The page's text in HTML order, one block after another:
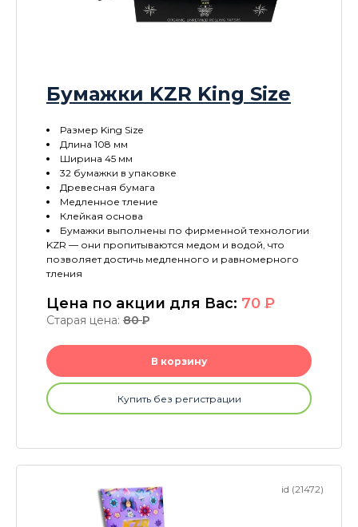
Бумажки KZR King Size
Размер King Size
Длина 108 мм
Ширина 45 мм
32 бумажки в упаковке
Древесная бумага
Медленное тление
Клейкая основа
Бумажки выполнены по фирменной технологии
KZR — они пропитываются медом и водой, что
позволяет достичь медленного и равномерного
тления
Цена по акции для Вас: 70 P
Старая цена: 80P
В корзину
Купить без регистрации
id (21472)